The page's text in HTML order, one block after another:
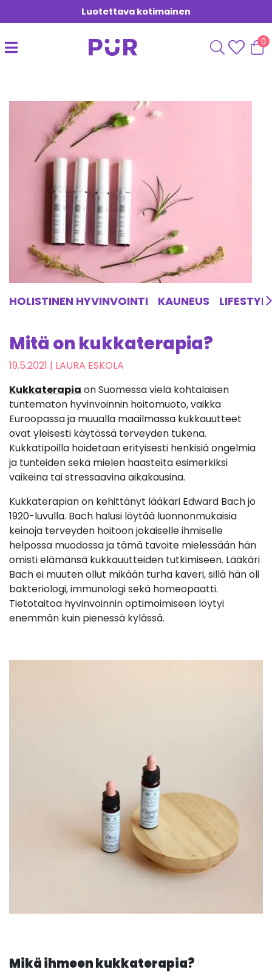
Luotettava kotimainen
0
HOLISTINEN HYVINVOINTI KAUNEUS LIFESTYLE
Mitä on kukkaterapia?
19.5.2021 | LAURA ESKOLA
Kukkaterapia on Suomessa vielä kohtalaisen
tuntematon hyvinvoinnin hoitomuoto, vaikka
Euroopassa ja muualla maailmassa kukkauutteet
ovat yleisesti käytössä terveyden tukena.
Kukkatipoilla hoidetaan erityisesti henkisiä ongelmia
ja tunteiden sekä mielen haasteita esimerkiksi
vaikeina tai stressaavina aikakausina.
Kukkaterapian on kehittänyt lääkäri Edward Bach jo
1920-luvulla. Bach halusi löytää luonnonmukaisia
keinoja terveyden hoitoon jokaiselle ihmiselle
helpossa muodossa ja tämä tavoite mielessään hän
omisti elämänsä kukkauutteiden tutkimiseen. Lääkäri
Bach ei muuten ollut mikään turha kaveri, sillä hän oli
bakteriologi, immunologi sekä homeopaatti.
Tietotaitoa hyvinvoinnin optimoimiseen löytyi
enemmän kuin pienessä kylässä.
Mikä ihmeen kukkaterapia?